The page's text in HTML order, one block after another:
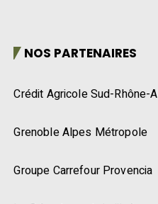
NOS PARTENAIRES
Crédit Agricole Sud-Rhône-
Grenoble Alpes Métropole
Groupe Carrefour Provencia